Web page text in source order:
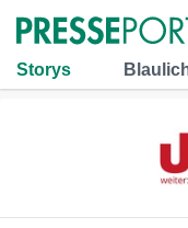
Storys